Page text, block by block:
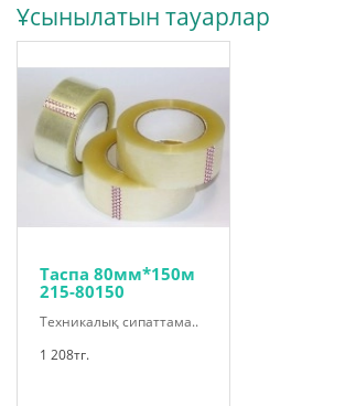
Ұсынылатын тауарлар
Таспа 80мм*150м
215-80150
Техникалық сипаттама..
1 208тг.